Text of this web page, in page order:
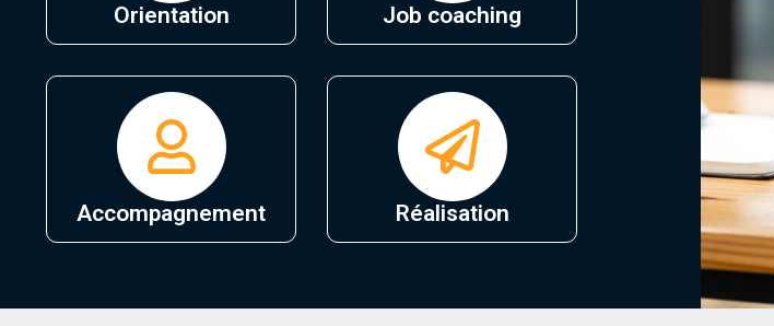
Orientation Job coaching
Accompagnement Réalisation